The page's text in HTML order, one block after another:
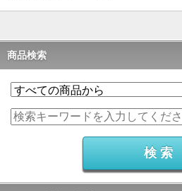
商品検索